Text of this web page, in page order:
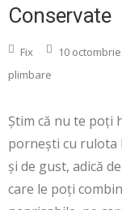
Conservate
Fix 10
plimbare
Știm că nu te poți
pornești cu rulota
și de gust, adică
care le poți